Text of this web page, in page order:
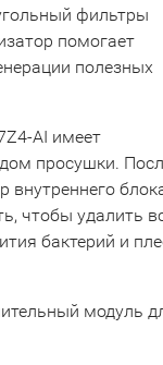
фильтры
помогает
полезных
AI имеет
просушки.
внутреннего
чтобы удалить
бактерий и
модуль